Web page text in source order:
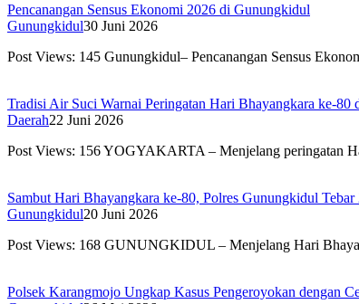
Pencanangan Sensus Ekonomi 2026 di Gunungkidul
Gunungkidul30 Juni 2026
Post Views: 145 Gunungkidul– Pencanangan Sensus
Tradisi Air Suci Warnai Peringatan Hari Bhayangkara ke-80
Daerah22 Juni 2026
Post Views: 156 YOGYAKARTA – Menjelang peringatan
Sambut Hari Bhayangkara ke-80, Polres Gunungkidul
Gunungkidul20 Juni 2026
Post Views: 168 ​GUNUNGKIDUL – Menjelang Hari
Polsek Karangmojo Ungkap Kasus Pengeroyokan dengan